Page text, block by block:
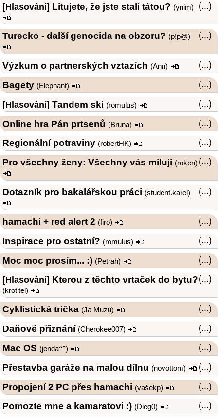
(...)
[Hlasování] Litujete, že jste stali tátou? (ynim)
(...)
Turecko - další genocida na obzoru? (p!p@)
(...)
Výzkum o partnerských vztazích (Ann)
(...)
Bagety (Elephant)
(...)
[Hlasování] Tandem ski (romulus)
(...)
Online hra Pán prtsenů (Bruna)
(...)
Regionální potraviny (robertHK)
(...)
Pro všechny ženy: Všechny vás miluji (roken)
(...)
Dotazník pro bakalářskou práci (student.karel)
(...)
hamachi + red alert 2 (firo)
(...)
Inspirace pro ostatní? (romulus)
(...)
Moc moc prosím... :) (Petrah)
(...)
[Hlasování] Kterou z těchto vrtaček do bytu?
(krotitel)
(...)
Cyklistická trička (Ja Muzu)
(...)
Daňové přiznání (Cherokee007)
(...)
Mac OS (jenda^^)
(...)
Přestavba garáže na malou dílnu (novottom)
(...)
Propojení 2 PC přes hamachi (vašekp)
(...)
Pomozte mne a kamaratovi :) (Dieg0)